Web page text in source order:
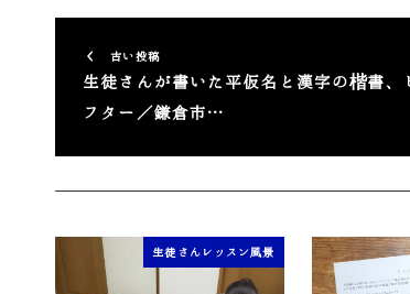
古い投稿
生徒さんが書いた平仮名と漢字の楷書、
フター／鎌倉市…
生徒さんレッスン風景